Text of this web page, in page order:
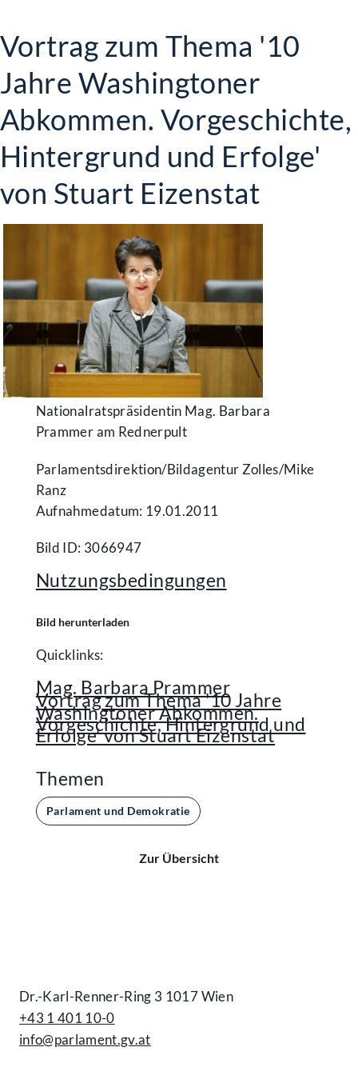
Vortrag zum Thema '10
Jahre Washingtoner
Abkommen. Vorgeschichte,
Hintergrund und Erfolge'
von Stuart Eizenstat
Nationalratspräsidentin Mag. Barbara
Prammer am Rednerpult
Parlamentsdirektion/​Bildagentur Zolles/​Mike
Ranz
Aufnahmedatum: 19.01.2011
Bild ID: 3066947
Nutzungsbedingungen
Bild herunterladen
Quicklinks:
Mag. Barbara Prammer
Vortrag zum Thema '10 Jahre
Washingtoner Abkommen.
Vorgeschichte, Hintergrund und
Erfolge' von Stuart Eizenstat
Themen
Parlament und Demokratie
Zur Übersicht
Dr.-Karl-Renner-Ring 3 1017 Wien
+43 1 401 10-0
info@parlament.gv.at